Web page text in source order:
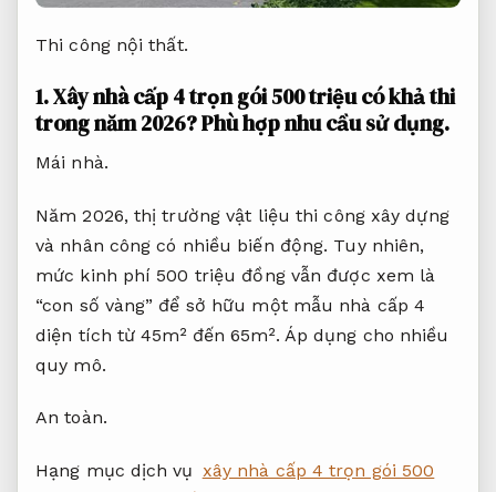
Thi công nội thất.
1. Xây nhà cấp 4 trọn gói 500 triệu có khả thi
trong năm 2026?Phù hợp nhu cầu sử dụng.
Mái nhà.
Năm 2026, thị trường vật liệu thi công xây dựng
và nhân công có nhiều biến động. Tuy nhiên,
mức kinh phí 500 triệu đồng vẫn được xem là
“con số vàng” để sở hữu một mẫu nhà cấp 4
diện tích từ 45m² đến 65m². Áp dụng cho nhiều
quy mô.
An toàn.
Hạng mục dịch vụ xây nhà cấp 4 trọn gói 500